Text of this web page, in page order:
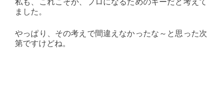
ました。
やっぱり、その考えで間違えなかったな～と思った次
第ですけどね。